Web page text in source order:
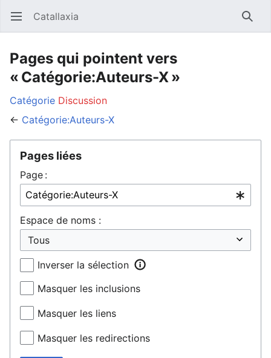
Ouvrir le menu principal Catallaxia
Pages qui pointent vers
« Catégorie:Auteurs-X »
Catégorie Discussion
← Catégorie:Auteurs-X
Pages liées
Page :
Espace de noms :
Inverser la sélection
Masquer les inclusions
Masquer les liens
Masquer les redirections